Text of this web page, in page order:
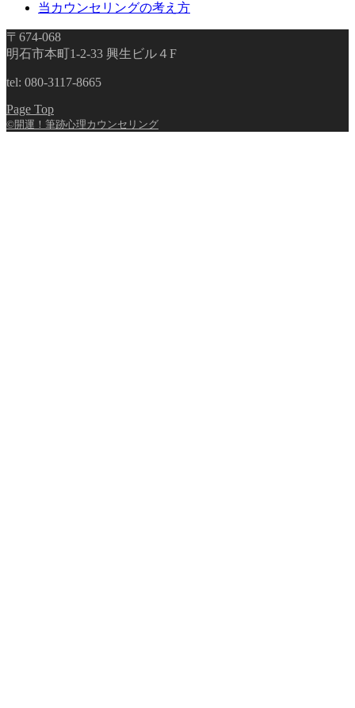
当カウンセリングの考え方
〒674-068
明石市本町1-2-33 興生ビル４F
tel: 080-3117-8665
Page Top
©開運！筆跡心理カウンセリング